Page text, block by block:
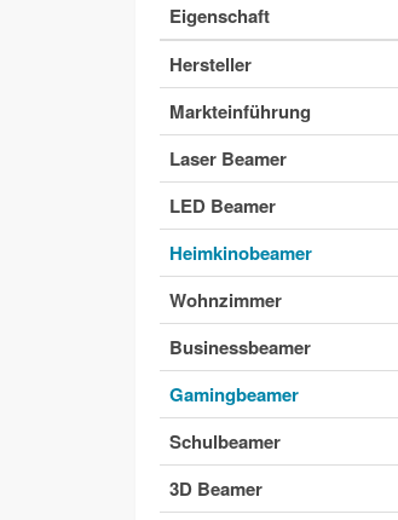
Eigenschaft
Hersteller
Markteinführung
Laser Beamer
LED Beamer
Heimkinobeamer
Wohnzimmer
Businessbeamer
Gamingbeamer
Schulbeamer
3D Beamer